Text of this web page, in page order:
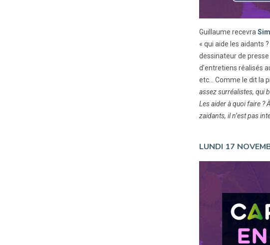
Guillaume recevra
« qui aide les aidants
dessinateur de
d’entretiens réalisés
etc... Comme le dit la
assez surréalistes, qui
Les aider à quoi faire ?
zaidants, il n’est pas
LUNDI 17